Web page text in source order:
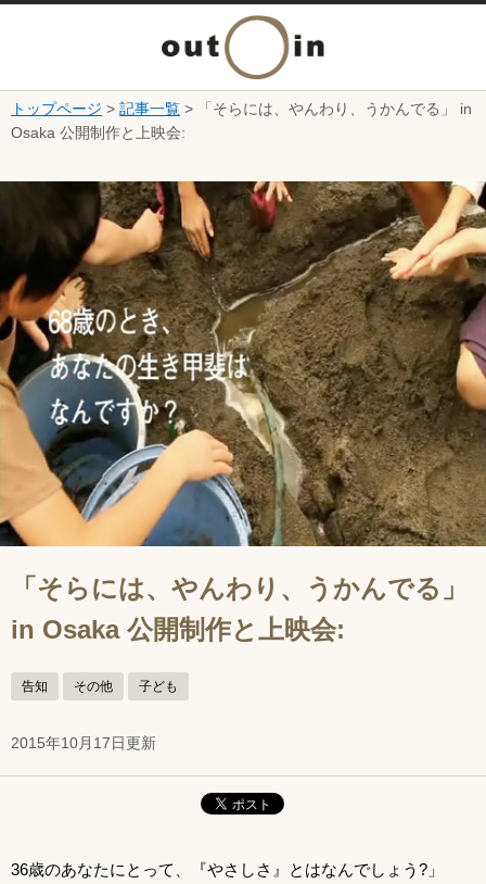
本文へ
ニ
ュ
を
開
く
トップページ > 記事一覧 > 「そらには、やんわり、うかんでる」 in
Osaka 公開制作と上映会:
「そらには、やんわり、うかんでる」
in Osaka 公開制作と上映会:
告知 その他 子ども
2015年10月17日更新
36歳のあなたにとって、『やさしさ』とはなんでしょう?」